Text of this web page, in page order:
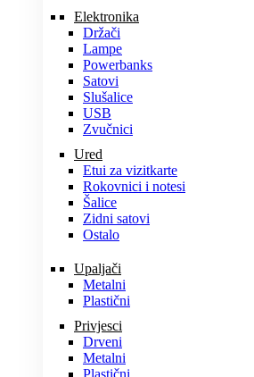
Elektronika
Držači
Lampe
Powerbanks
Satovi
Slušalice
USB
Zvučnici
Ured
Etui za vizitkarte
Rokovnici i notesi
Šalice
Zidni satovi
Ostalo
Upaljači
Metalni
Plastični
Privjesci
Drveni
Metalni
Plastični